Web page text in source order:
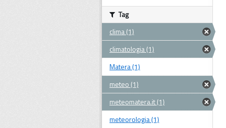
Tag
clima (1)
climatologia (1)
Matera (1)
meteo (1)
meteomatera.it (1)
meteorologia (1)